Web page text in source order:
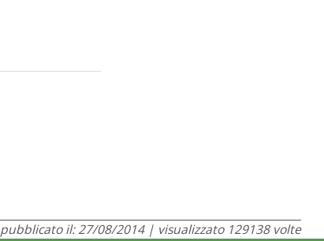
pubblicato il: 27/08/2014 | visualizzato 129138 volte